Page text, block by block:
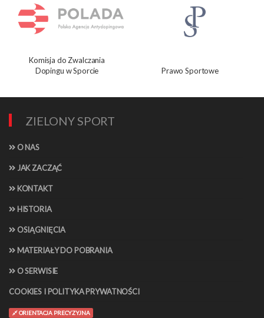
Komisja do Zwalczania
Dopingu w Sporcie
Prawo Sportowe
ZIELONY SPORT
O NAS
JAK ZACZĄĆ
KONTAKT
HISTORIA
OSIĄGNIĘCIA
MATERIAŁY DO POBRANIA
O SERWISIE
COOKIES I POLITYKA PRYWATNOŚCI
ORIENTACJA PRECYZYJNA